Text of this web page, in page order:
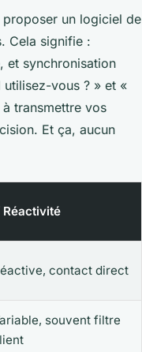
un logiciel de
Cela signifie :
et synchronisation
vous ? » et «
transmettre vos
Et ça, aucun
Réactivité
contact direct
souvent filtre